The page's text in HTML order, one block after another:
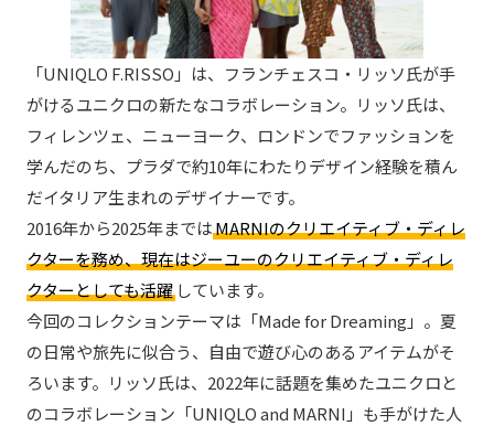
「UNIQLO F.RISSO」は、フランチェスコ・リッソ氏が手
がけるユニクロの新たなコラボレーション。リッソ氏は、
フィレンツェ、ニューヨーク、ロンドンでファッションを
学んだのち、プラダで約10年にわたりデザイン経験を積ん
だイタリア生まれのデザイナーです。
2016年から2025年まではMARNIのクリエイティブ・ディレ
クターを務め、現在はジーユーのクリエイティブ・ディレ
クターとしても活躍 しています。
今回のコレクションテーマは「Made for Dreaming」。夏
の日常や旅先に似合う、自由で遊び心のあるアイテムがそ
ろいます。リッソ氏は、2022年に話題を集めたユニクロと
のコラボレーション「UNIQLO and MARNI」も手がけた人